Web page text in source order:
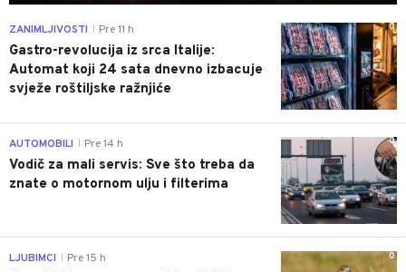
0
ZANIMLJIVOSTI Pre 11 h
Gastro-revolucija iz srca Italije:
Automat koji 24 sata dnevno izbacuje
svježe roštiljske ražnjiće
0
AUTOMOBILI Pre 14 h
Vodič za mali servis: Sve što treba da
znate o motornom ulju i filterima
0
LJUBIMCI Pre 15 h